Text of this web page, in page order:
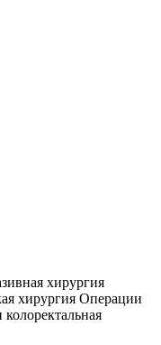
хирургия
хирургия Операции